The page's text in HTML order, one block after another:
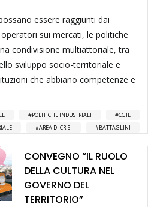
essere raggiunti dai
sui mercati, le politiche
condivisione multiattoriale, tra
sviluppo socio-territoriale e
che abbiano competenze e
POLITICHE INDUSTRIALI
CGIL
AREA DI CRISI BATTAGLINI
CONVEGNO “IL RUOLO
DELLA CULTURA NEL
GOVERNO DEL
TERRITORIO”